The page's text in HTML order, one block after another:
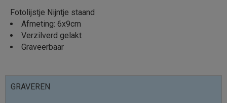
Fotolijstje Nijntje staand
Afmeting: 6x9cm
Verzilverd gelakt
Graveerbaar
GRAVEREN